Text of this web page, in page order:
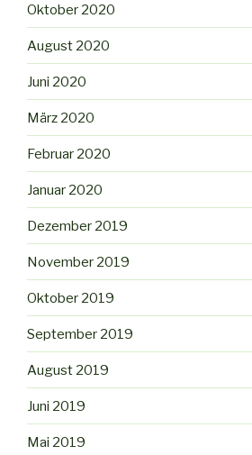
Oktober 2020
August 2020
Juni 2020
März 2020
Februar 2020
Januar 2020
Dezember 2019
November 2019
Oktober 2019
September 2019
August 2019
Juni 2019
Mai 2019